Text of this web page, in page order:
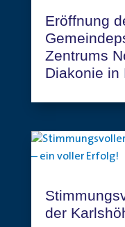
Eröffnung
Zentrums
Diakonie in
der